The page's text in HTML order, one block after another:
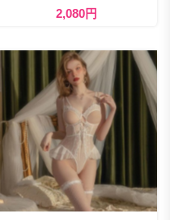
2,080円